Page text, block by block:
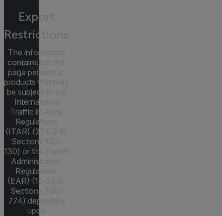
Export
Restrictions
The information
contained in this
page pertains to
products that may
be subject to the
International
Traffic in Arms
Regulations
(ITAR) (22 C.F.R.
Sections 120-
130) or the Export
Administration
Regulations
(EAR) (15 C.F.R.
Sections 730-
774) depending
upon